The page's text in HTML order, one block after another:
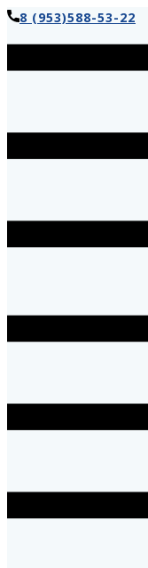
8 (953)588-53-22